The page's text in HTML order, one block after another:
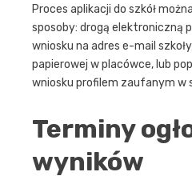
Proces aplikacji do szkół
sposoby: drogą elektroniczną
wniosku na adres e-mail
papierowej w placówce, lub
wniosku profilem zaufanym
Terminy
wyników